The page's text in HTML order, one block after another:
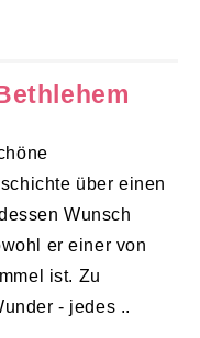
über einen
Wunsch
er einer von
ist. Zu
- jedes ..